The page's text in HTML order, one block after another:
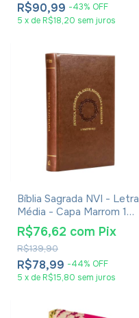
R$90,99 -43% OFF
5 x de R$18,20 sem juros
Bíblia Sagrada NVI - Letra
Média - Capa Marrom 1
Timóteo 6:11
R$78,99 -44% OFF
R$139,90
R$76,62 com Pix
5 x de R$15,80 sem juros